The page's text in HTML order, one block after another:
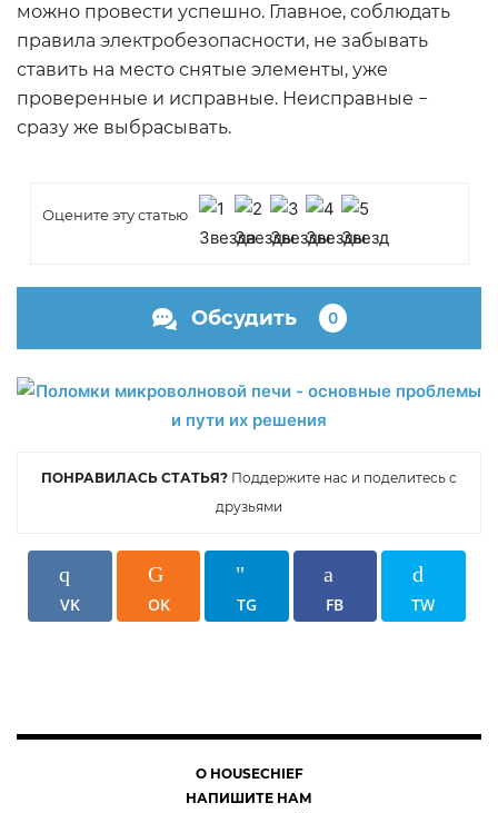
можно провести успешно. Главное, соблюдать
правила электробезопасности, не забывать
ставить на место снятые элементы, уже
проверенные и исправные. Неисправные −
сразу же выбрасывать.
Оцените эту статью
Обсудить 0
ПОНРАВИЛАСЬ СТАТЬЯ? Поддержите нас и поделитесь с
друзьями
VK OK TG FB TW
О HOUSECHIEF
НАПИШИТЕ НАМ